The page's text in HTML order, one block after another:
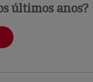
últimos anos?